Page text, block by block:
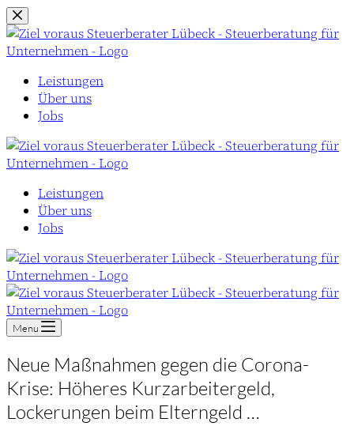
Zum
Inhalt
springen
Leistungen
Über uns
Jobs
Leistungen
Über uns
Jobs
Menu
Neue Maßnahmen gegen die Corona-
Krise: Höheres Kurzarbeitergeld,
Lockerungen beim Elterngeld …